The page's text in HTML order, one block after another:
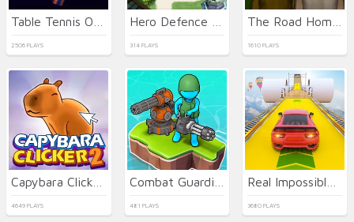
2506 PLAYS 314 PLAYS 1610 PLAYS
4649 PLAYS 481 PLAYS 3680 PLAYS